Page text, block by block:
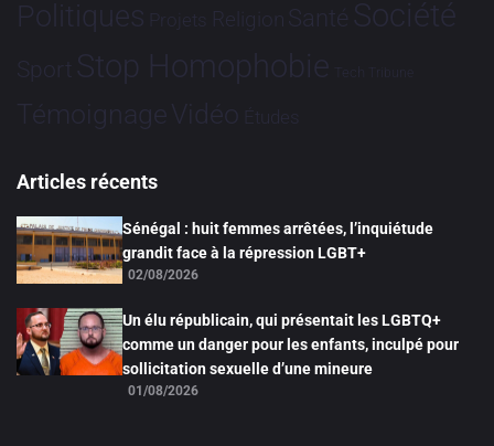
Politiques Projets Religion Santé Société
Sport Stop Homophobie Tech Tribune
TémoignageVidéo Études
Articles récents
Sénégal : huit femmes arrêtées, l’inquiétude
grandit face à la répression LGBT+
02/08/2026
Un élu républicain, qui présentait les LGBTQ+
comme un danger pour les enfants, inculpé pour
sollicitation sexuelle d’une mineure
01/08/2026